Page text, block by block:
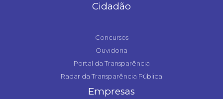
Cidadão
Concursos
Ouvidoria
Portal da Transparência
Radar da Transparência Pública
Empresas